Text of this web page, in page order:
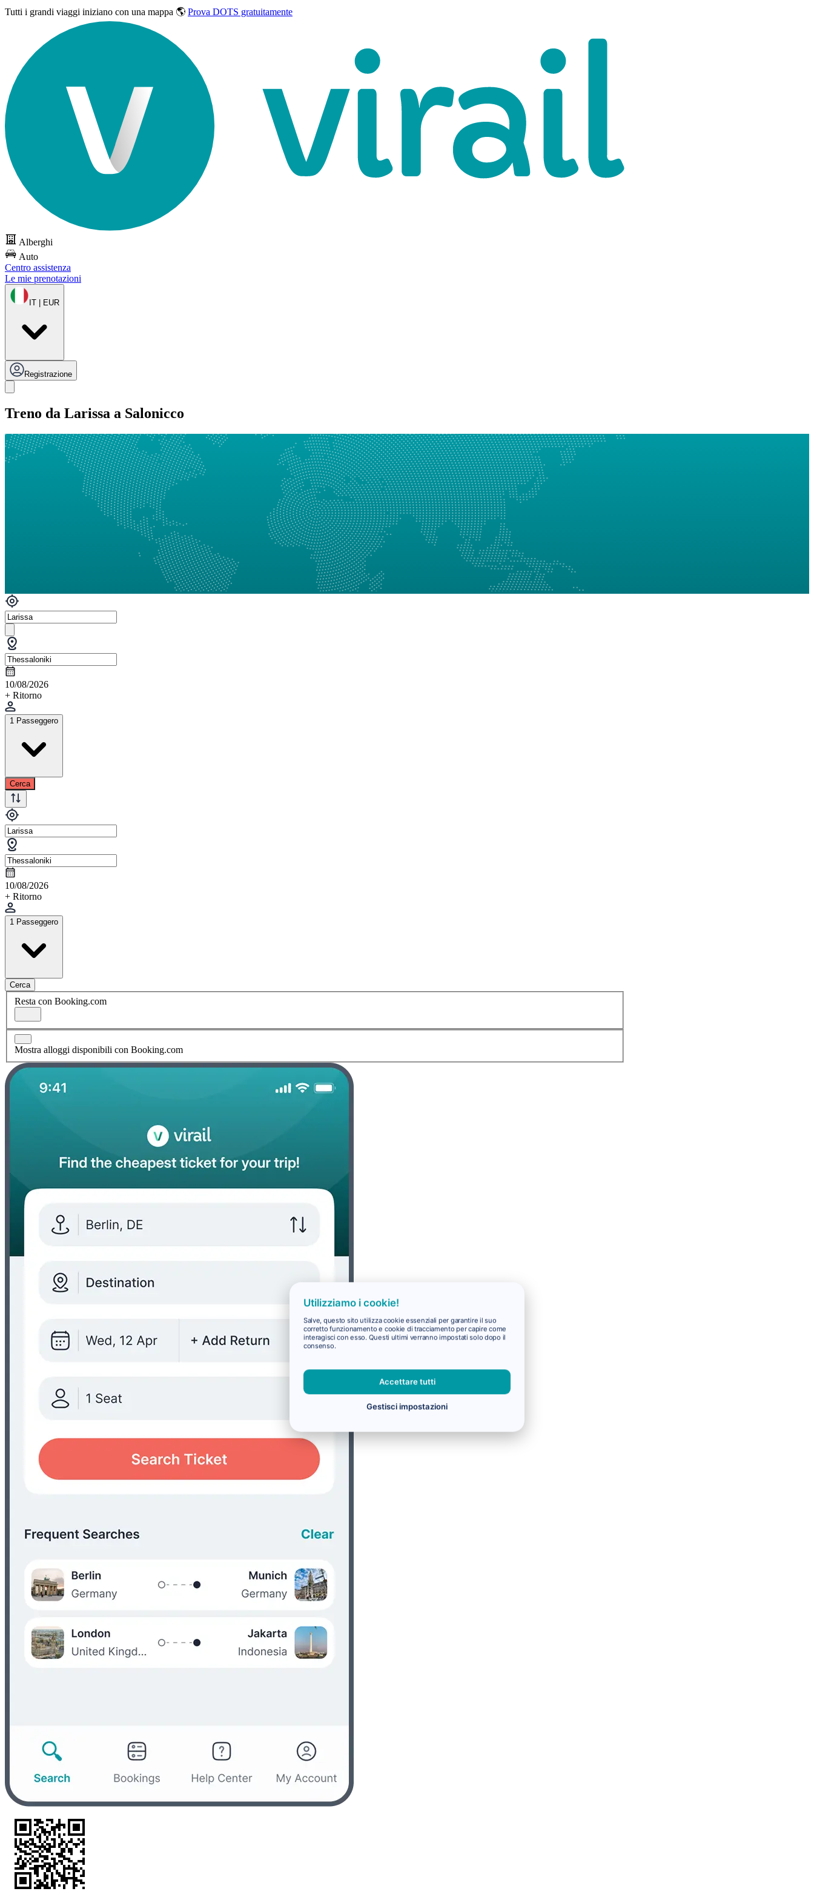
Tutti i grandi viaggi iniziano con una mappa 🌎 Prova DOTS gratuitamente
Alberghi
Auto
Centro assistenza
Le mie prenotazioni
IT | EUR
Registrazione
Treno da Larissa a Salonicco
10/08/2026
+ Ritorno
1 Passeggero
Cerca
10/08/2026
+ Ritorno
1 Passeggero
Cerca
Resta con Booking.com
Mostra alloggi disponibili con Booking.com
Utilizziamo i cookie!
Salve, questo sito utilizza cookie essenziali per garantire il suo
corretto funzionamento e cookie di tracciamento per capire come
interagisci con esso. Questi ultimi verranno impostati solo dopo il
consenso.
Accettare tutti
Gestisci impostazioni